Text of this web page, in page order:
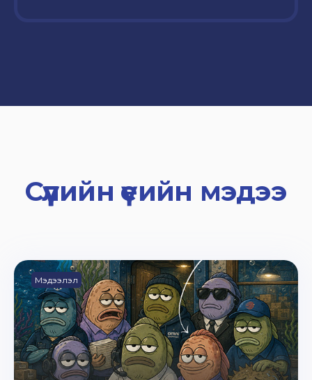
Сүүлийн үеийн мэдээ
Мэдээлэл